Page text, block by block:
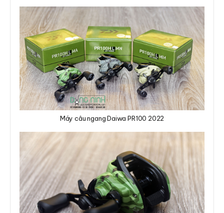
Máy câu ngang Daiwa PR100 2022